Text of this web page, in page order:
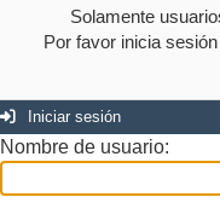
Solamente
Por favor inicia
Iniciar sesión
Nombre de usuario: